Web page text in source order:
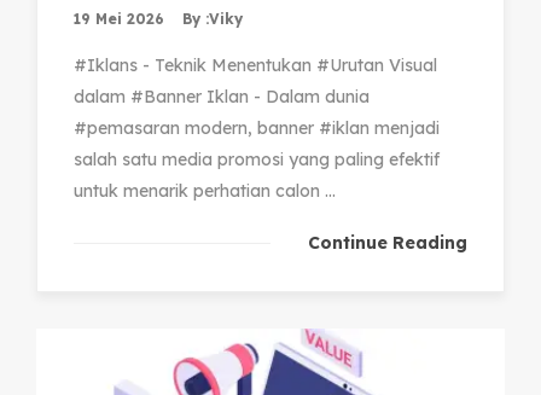
19 Mei 2026 By :Viky
#Iklans - Teknik Menentukan #Urutan Visual
dalam #Banner Iklan - Dalam dunia
#pemasaran modern, banner #iklan menjadi
salah satu media promosi yang paling efektif
untuk menarik perhatian calon ...
Continue Reading